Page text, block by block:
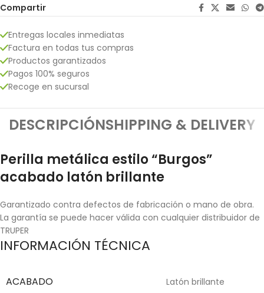
Compartir
Entregas locales inmediatas
Factura en todas tus compras
Productos garantizados
Pagos 100% seguros
Recoge en sucursal
DESCRIPCIÓNSHIPPING & DELIVERY
Perilla metálica estilo “Burgos”
acabado latón brillante
Garantizado contra defectos de fabricación o mano de obra.
La garantía se puede hacer válida con cualquier distribuidor de
TRUPER
INFORMACIÓN TÉCNICA
ACABADO Latón brillante